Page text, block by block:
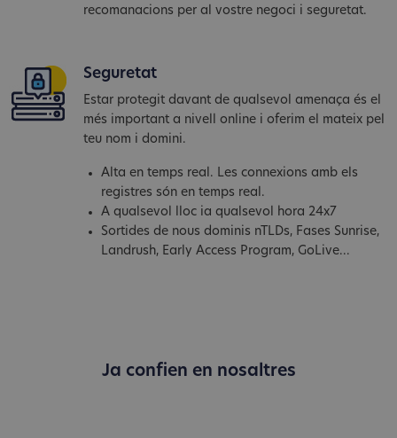
recomanacions per al vostre negoci i seguretat.
Seguretat
Estar protegit davant de qualsevol amenaça és el
més important a nivell online i oferim el mateix pel
teu nom i domini.
Alta en temps real. Les connexions amb els
registres són en temps real.
A qualsevol lloc ia qualsevol hora 24x7
Sortides de nous dominis nTLDs, Fases Sunrise,
Landrush, Early Access Program, GoLive...
Ja confien en nosaltres